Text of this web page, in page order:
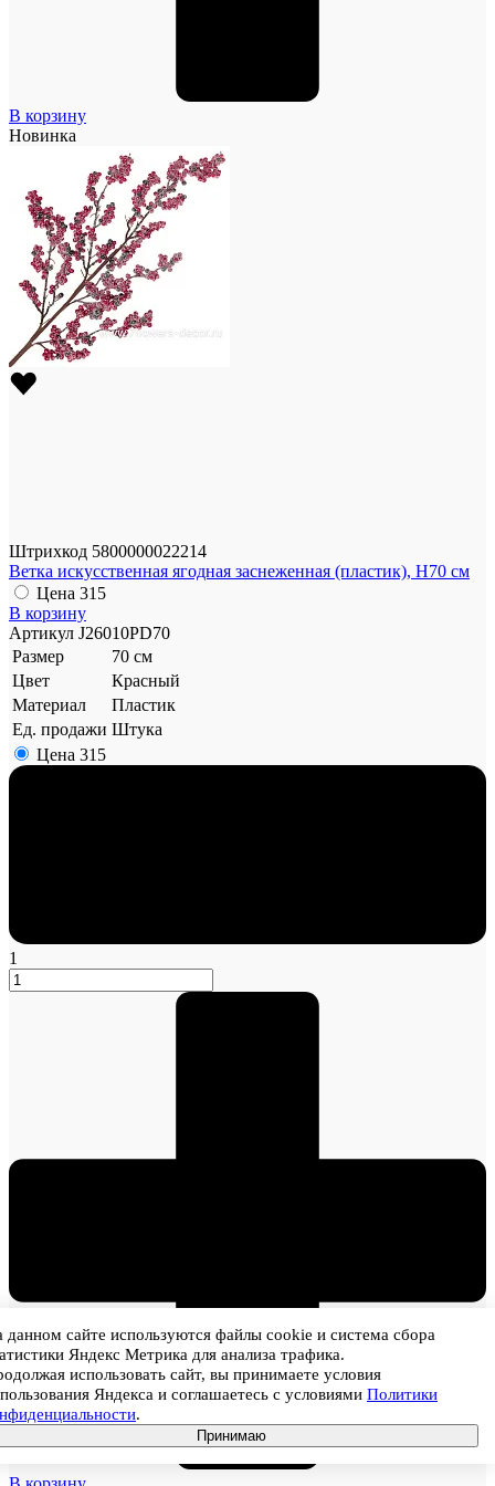
В корзину
Новинка
Штрихкод 5800000022214
Ветка искусственная ягодная заснеженная (пластик), H70 см
Цена 315
В корзину
Артикул J26010PD70
Размер
70 см
Цвет
Красный
Материал
Пластик
Ед. продажи Штука
Цена 315
1
данном сайте используются файлы cookie и система сбора
Яндекс Метрика для анализа трафика.
использовать сайт, вы принимаете условия
Яндекса и соглашаетесь с условиями Политики
.
Принимаю